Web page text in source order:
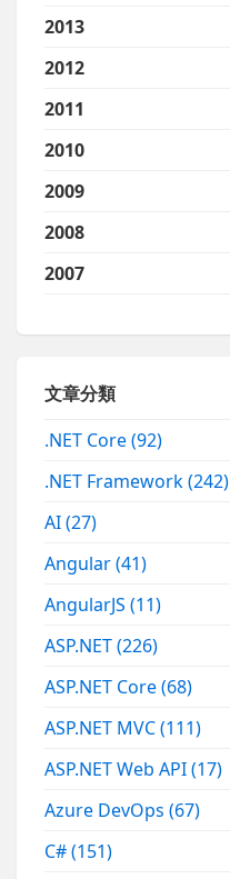
2013
2012
2011
2010
2009
2008
2007
文章分類
.NET Core(92)
.NET Framework(242)
AI(27)
Angular(41)
AngularJS(11)
ASP.NET(226)
ASP.NET Core(68)
ASP.NET MVC(111)
ASP.NET Web API(17)
Azure DevOps(67)
C#(151)